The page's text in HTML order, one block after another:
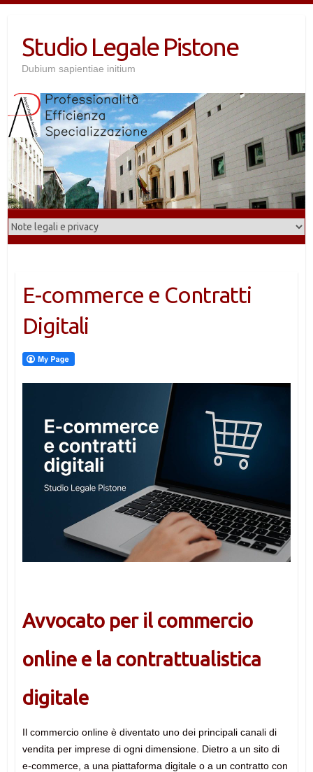
contenutoStudio Legale Pistone
Dubium sapientiae initium
E-commerce e Contratti
Digitali
Avvocato per il commercio
online e la contrattualistica
digitale
Il commercio online è diventato uno dei principali canali di
vendita per imprese di ogni dimensione. Dietro a un sito di
e-commerce, a una piattaforma digitale o a un contratto con